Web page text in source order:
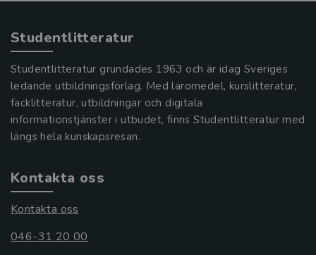
Studentlitteratur
Studentlitteratur grundades 1963 och är idag Sveriges
ledande utbildningsförlag. Med läromedel, kurslitteratur,
facklitteratur, utbildningar och digitala
informationstjänster i utbudet, finns Studentlitteratur med
längs hela kunskapsresan.
Kontakta oss
Kontakta oss
046-31 20 00